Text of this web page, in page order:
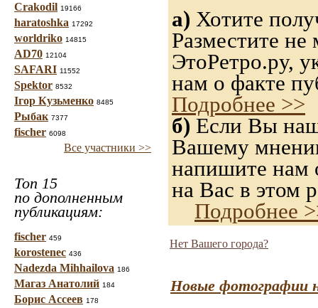
Crakodil 19166
haratoshka 17292
worldriko 14815
AD70 12104
SAFARI 11552
Spektor 8532
Ігор Кузьменко 8485
Рыбак 7377
fischer 6098
Все участники >>
Топ 15
по дополненным
публикациям:
fischer 459
korostenec 436
Nadezda Mihhailova 186
Магаз Анатолий 184
Борис Ассеев 178
а) Хотите
Разместите
ЭтоРетро.ру,
нам о факте
Подробнее >>
б) Если Вы
Вашему
напишите нам
на Вас в этом
Подробнее
Нет Вашего города?
Новые фотографии